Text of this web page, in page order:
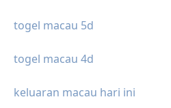
togel macau 5d
togel macau 4d
keluaran macau hari ini